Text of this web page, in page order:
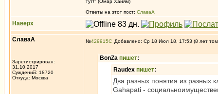
тут!" (Омар Хайям)
Ответы на этот пост: СлаваА
Наверх
СлаваА
Зарегистрирован:
31.10.2017
Суждений: 18720
Откуда: Москва
№429915 Добавлено: Ср 18 Июл 18, 17:53 (8 лет
BonZa пишет:
Raudex пишет:
Два разных понятия из разных
Gahapati -